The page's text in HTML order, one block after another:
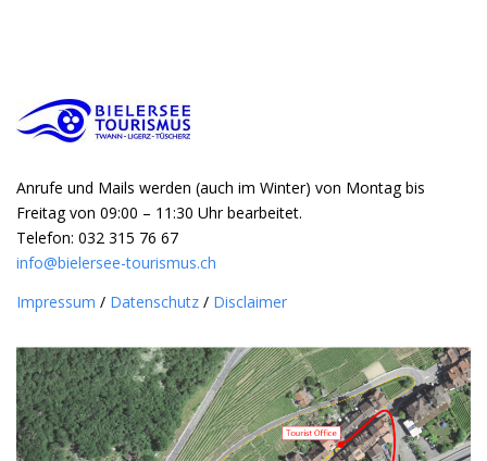
Anrufe und Mails werden (auch im Winter) von Montag bis
Freitag von 09:00 – 11:30 Uhr bearbeitet.
Telefon: 032 315 76 67
info@bielersee-tourismus.ch
Impressum / Datenschutz / Disclaimer